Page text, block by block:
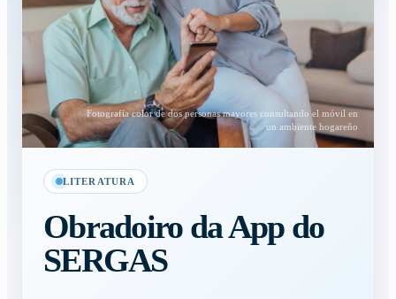
LITERATURA
Obradoiro da App do
SERGAS
Fotografía color de dos personas mayores consultando el móvil en
un ambiente hogareño